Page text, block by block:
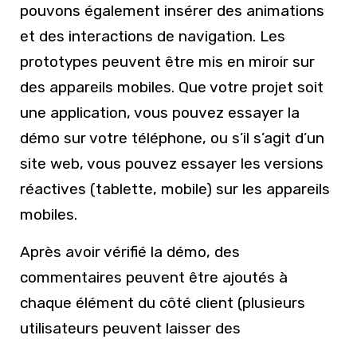
pouvons également insérer des animations
et des interactions de navigation. Les
prototypes peuvent être mis en miroir sur
des appareils mobiles. Que votre projet soit
une application, vous pouvez essayer la
démo sur votre téléphone, ou s’il s’agit d’un
site web, vous pouvez essayer les versions
réactives (tablette, mobile) sur les appareils
mobiles.
Après avoir vérifié la démo, des
commentaires peuvent être ajoutés à
chaque élément du côté client (plusieurs
utilisateurs peuvent laisser des